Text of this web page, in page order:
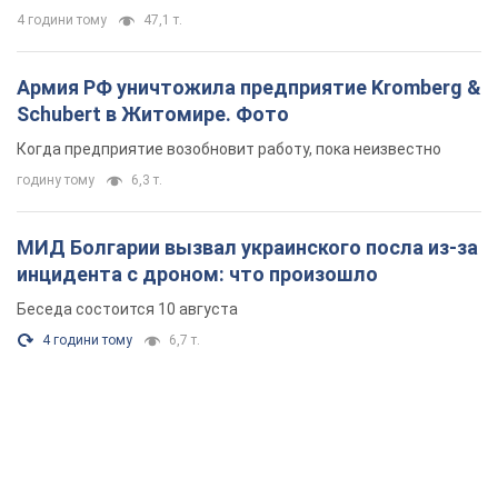
4 години тому 47,1 т.
Армия РФ уничтожила предприятие Kromberg &
Schubert в Житомире. Фото
Когда предприятие возобновит работу, пока неизвестно
годину тому 6,3 т.
МИД Болгарии вызвал украинского посла из-за
инцидента с дроном: что произошло
Беседа состоится 10 августа
4 години тому 6,7 т.